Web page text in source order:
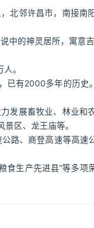
北邻许昌市，南接南
中的神灵居所，寓意
。
已有2000多年的历史
发展畜牧业、林业和
区、龙王庙等。
路、商登高速等高速
食生产先进县”等多